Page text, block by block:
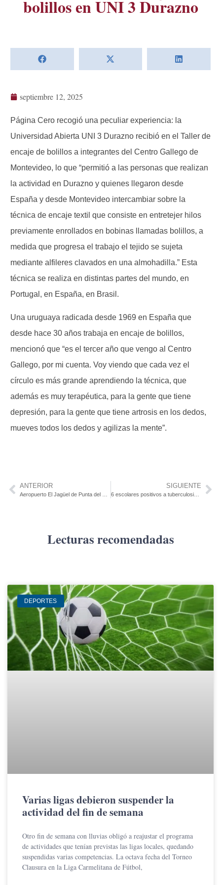
bolillos en UNI 3 Durazno
septiembre 12, 2025
Página Cero recogió una peculiar experiencia: la
Universidad Abierta UNI 3 Durazno recibió en el Taller de
encaje de bolillos a integrantes del Centro Gallego de
Montevideo, lo que “permitió a las personas que realizan
la actividad en Durazno y quienes llegaron desde
España y desde Montevideo intercambiar sobre la
técnica de encaje textil que consiste en entretejer hilos
previamente enrollados en bobinas llamadas bolillos, a
medida que progresa el trabajo el tejido se sujeta
mediante alfileres clavados en una almohadilla.” Esta
técnica se realiza en distintas partes del mundo, en
Portugal, en España, en Brasil.
Una uruguaya radicada desde 1969 en España que
desde hace 30 años trabaja en encaje de bolillos,
mencionó que “es el tercer año que vengo al Centro
Gallego, por mi cuenta. Voy viendo que cada vez el
círculo es más grande aprendiendo la técnica, que
además es muy terapéutica, para la gente que tiene
depresión, para la gente que tiene artrosis en los dedos,
mueves todos los dedos y agilizas la mente”.
ANTERIOR SIGUIENTE
6 escolares positivos a tuberculosis en Tacuarembó
Lecturas recomendadas
DEPORTES
Varias ligas debieron suspender la
actividad del fin de semana
Otro fin de semana con lluvias obligó a reajustar el programa
de actividades que tenían previstas las ligas locales, quedando
suspendidas varias competencias. La octava fecha del Torneo
Clausura en la Liga Carmelitana de Fútbol,